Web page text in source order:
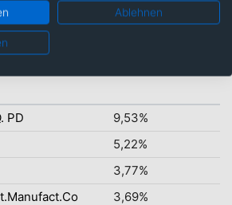
PD
9,53%
5,22%
3,77%
3,69%
Ablehnen